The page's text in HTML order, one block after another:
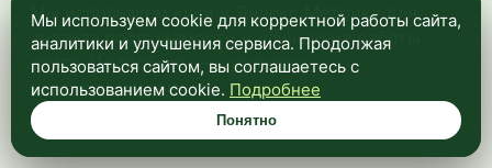
Мы используем куки и Яндекс Метрику для
анализа посещаемости и улучшения работы
сайта. Подробнее —в политике
конфиденциальности.
Понятно
Мы используем cookie для корректной работы сайта,
аналитики и улучшения сервиса. Продолжая
пользоваться сайтом, вы соглашаетесь с
использованием cookie. Подробнее
Понятно